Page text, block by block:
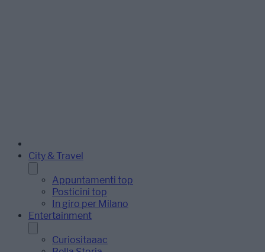
City & Travel
Appuntamenti top
Posticini top
In giro per Milano
Entertainment
Curiositaaac